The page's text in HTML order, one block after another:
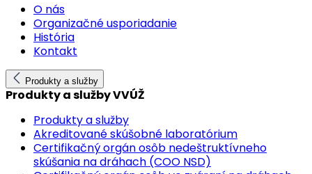
O nás
Organizačné usporiadanie
História
Kontakt
Produkty a služby
Produkty a služby VVÚŽ
Produkty a služby
Akreditované skúšobné laboratórium
Certifikačný orgán osôb nedeštruktívneho
skúšania na dráhach (COO NSD)